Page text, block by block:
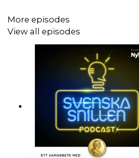
More episodes
View all episodes